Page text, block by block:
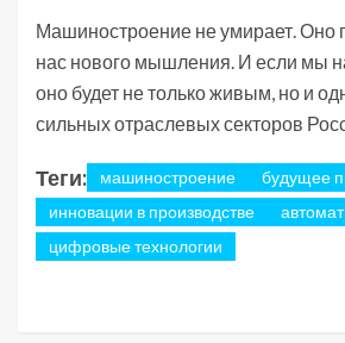
Машиностроение не умирает. Оно
нас нового мышления. И если мы
оно будет не только живым, но и
сильных отраслевых секторов
Теги: машиностроение
будущее
инновации в производстве
цифровые технологии